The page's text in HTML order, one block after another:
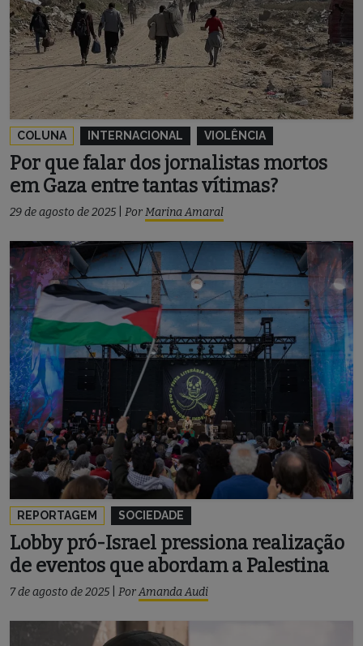
COLUNA INTERNACIONAL VIOLÊNCIA
Por que falar dos jornalistas mortos
em Gaza entre tantas vítimas?
29 de agosto de 2025 PorMarina Amaral
REPORTAGEM SOCIEDADE
Lobby pró-Israel pressiona realização
de eventos que abordam a Palestina
7 de agosto de 2025 PorAmanda Audi